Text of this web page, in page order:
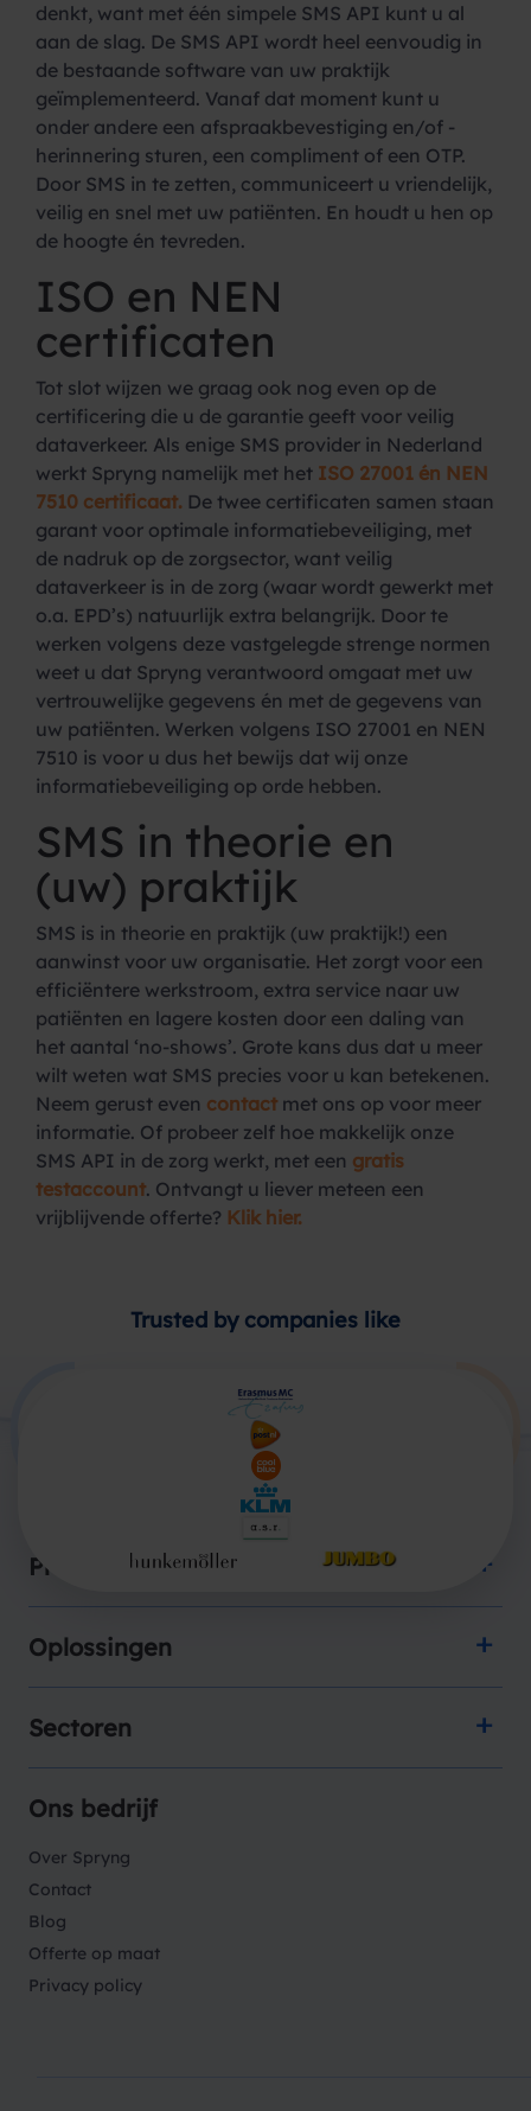
denkt, want met één simpele SMS API kunt u al
aan de slag. De SMS API wordt heel eenvoudig in
de bestaande software van uw praktijk
geïmplementeerd. Vanaf dat moment kunt u
onder andere een afspraakbevestiging en/of -
herinnering sturen, een compliment of een OTP.
Door SMS in te zetten, communiceert u vriendelijk,
veilig en snel met uw patiënten. En houdt u hen op
de hoogte én tevreden.
ISO en NEN
certificaten
Tot slot wijzen we graag ook nog even op de
certificering die u de garantie geeft voor veilig
dataverkeer. Als enige SMS provider in Nederland
werkt Spryng namelijk met het ISO 27001 én NEN
7510 certificaat. De twee certificaten samen staan
garant voor optimale informatiebeveiliging, met
de nadruk op de zorgsector, want veilig
dataverkeer is in de zorg (waar wordt gewerkt met
o.a. EPD’s) natuurlijk extra belangrijk. Door te
werken volgens deze vastgelegde strenge normen
weet u dat Spryng verantwoord omgaat met uw
vertrouwelijke gegevens én met de gegevens van
uw patiënten. Werken volgens ISO 27001 en NEN
7510 is voor u dus het bewijs dat wij onze
informatiebeveiliging op orde hebben.
SMS in theorie en
(uw) praktijk
SMS is in theorie en praktijk (uw praktijk!) een
aanwinst voor uw organisatie. Het zorgt voor een
efficiëntere werkstroom, extra service naar uw
patiënten en lagere kosten door een daling van
het aantal ‘no-shows’. Grote kans dus dat u meer
wilt weten wat SMS precies voor u kan betekenen.
Neem gerust even contact met ons op voor meer
informatie. Of probeer zelf hoe makkelijk onze
SMS API in de zorg werkt, met een gratis
testaccount. Ontvangt u liever meteen een
vrijblijvende offerte? Klik hier.
Trusted by companies like
Producten
Oplossingen
Sectoren
Ons bedrijf
Over Spryng
Contact
Blog
Offerte op maat
Privacy policy